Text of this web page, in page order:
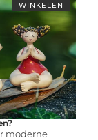
WINKELEN
moderne